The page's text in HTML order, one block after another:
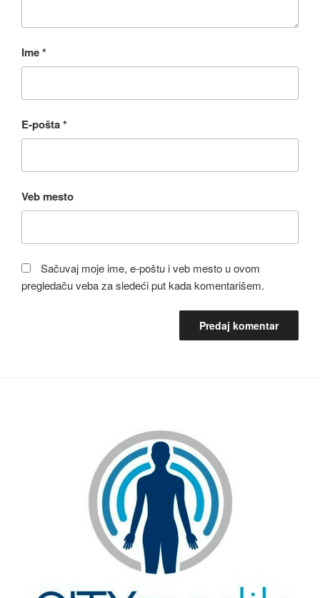
Ime*
E-pošta*
Veb mesto
Sačuvaj moje ime, e-poštu i veb mesto u ovom
pregledaču veba za sledeći put kada komentarišem.